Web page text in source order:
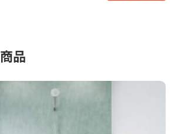
品